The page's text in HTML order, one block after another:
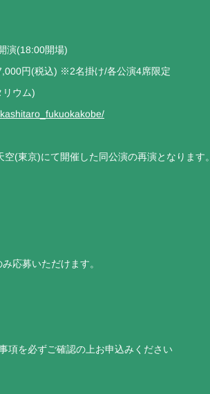
演(18:00開場)
円(税込) ※2名掛け/各公演4席限定
ウム)
(東京)にて開催した同公演の再演となります。
応募いただけます。
項を必ずご確認の上お申込みください